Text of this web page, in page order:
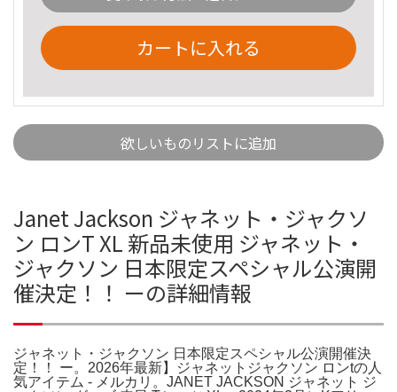
カートに入れる
欲しいものリストに追加
Janet Jackson ジャネット・ジャクソ
ン ロンT XL 新品未使用 ジャネット・
ジャクソン 日本限定スペシャル公演開
催決定！！ ーの詳細情報
ジャネット・ジャクソン 日本限定スペシャル公演開催決
定！！ ー。2026年最新】ジャネットジャクソン ロンtの人
気アイテム - メルカリ。JANET JACKSON ジャネット ジ